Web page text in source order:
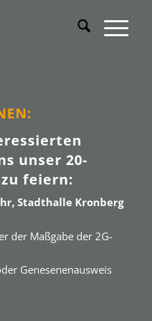
unser 20-
feiern:
Stadthalle Kronberg
der Maßgabe der 2G-
Genesenenausweis